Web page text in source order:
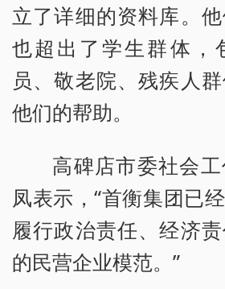
立了详细的资料库。
也超出了学生群体，
员、敬老院、残疾人
他们的帮助。
高碑店市委社会
凤表示，“首衡集团已
履行政治责任、经济
的民营企业模范。”